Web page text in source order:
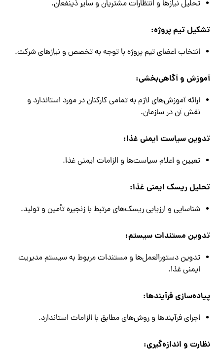
تحلیل نیازها و انتظارات مشتریان و سایر ذینفعان.
تشکیل تیم پروژه:
انتخاب اعضای تیم پروژه با توجه به تخصص و نیازهای شرکت.
آموزش و آگاهی‌بخشی:
ارائه آموزش‌های لازم به تمامی کارکنان در مورد استاندارد و
نقش آن در سازمان.
تدوین سیاست ایمنی غذا:
تعیین و اعلام سیاست‌ها و الزامات ایمنی غذا.
تحلیل ریسک ایمنی غذا:
شناسایی و ارزیابی ریسک‌های مرتبط با زنجیره تأمین و تولید.
تدوین مستندات سیستم:
تدوین دستورالعمل‌ها و مستندات مربوط به سیستم مدیریت
ایمنی غذا.
پیاده‌سازی فرآیندها:
اجرای فرآیندها و روش‌های مطابق با الزامات استاندارد.
نظارت و اندازه‌گیری: